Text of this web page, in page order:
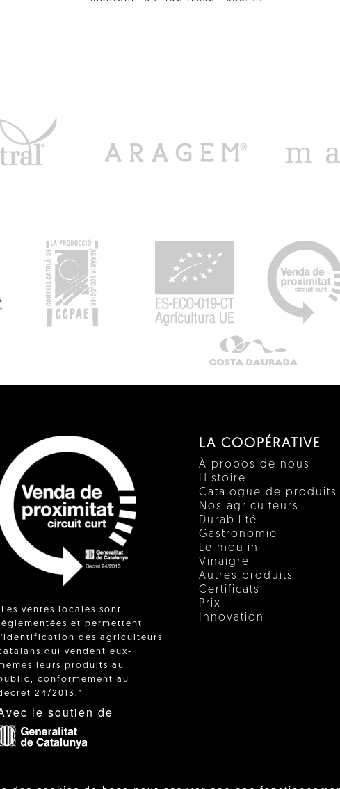
ventes locales sont
et permettent
l'identification des agriculteurs
qui vendent eux-
leurs produits au
conformément au
24/2013."
le soutien de
LA COOPÉRATIVE
À propos de nous
Histoire
Catalogue de produits
Nos agriculteurs
Durabilité
Gastronomie
Le moulin
Vinaigre
Autres produits
Certificats
Prix
Innovation